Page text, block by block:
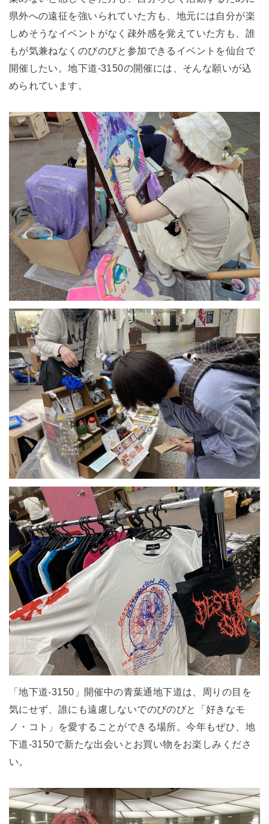
県外への遠征を強いられていた方も、地元には自分が楽
しめそうなイベントがなく疎外感を覚えていた方も、誰
もが気兼ねなくのびのびと参加できるイベントを仙台で
開催したい。地下道-3150の開催には、そんな願いが込
められています。
「地下道-3150」開催中の青葉通地下道は、周りの目を
気にせず、誰にも遠慮しないでのびのびと「好きなモ
ノ・コト」を愛することができる場所。今年もぜひ、地
下道-3150で新たな出会いとお買い物をお楽しみくださ
い。